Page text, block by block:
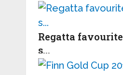
Regatta
s...